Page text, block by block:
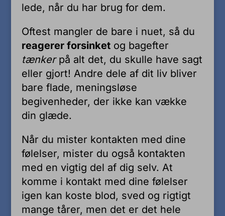
lede, når du har brug for dem.
Oftest mangler de bare i nuet, så du
reagerer forsinketog bagefter
tænkerpå alt det, du skulle have sagt
eller gjort! Andre dele af dit liv bliver
bare flade, meningsløse
begivenheder, der ikke kan vække
din glæde.
Når du mister kontakten med dine
følelser, mister du også kontakten
med en vigtig del af dig selv. At
komme i kontakt med dine følelser
igen kan koste blod, sved og rigtigt
mange tårer, men det er det hele